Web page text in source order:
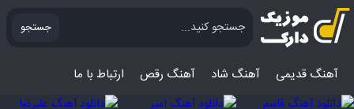
جستجو
آهنگ قدیمی آهنگ‌ شاد آهنگ رقص ارتباط با ما